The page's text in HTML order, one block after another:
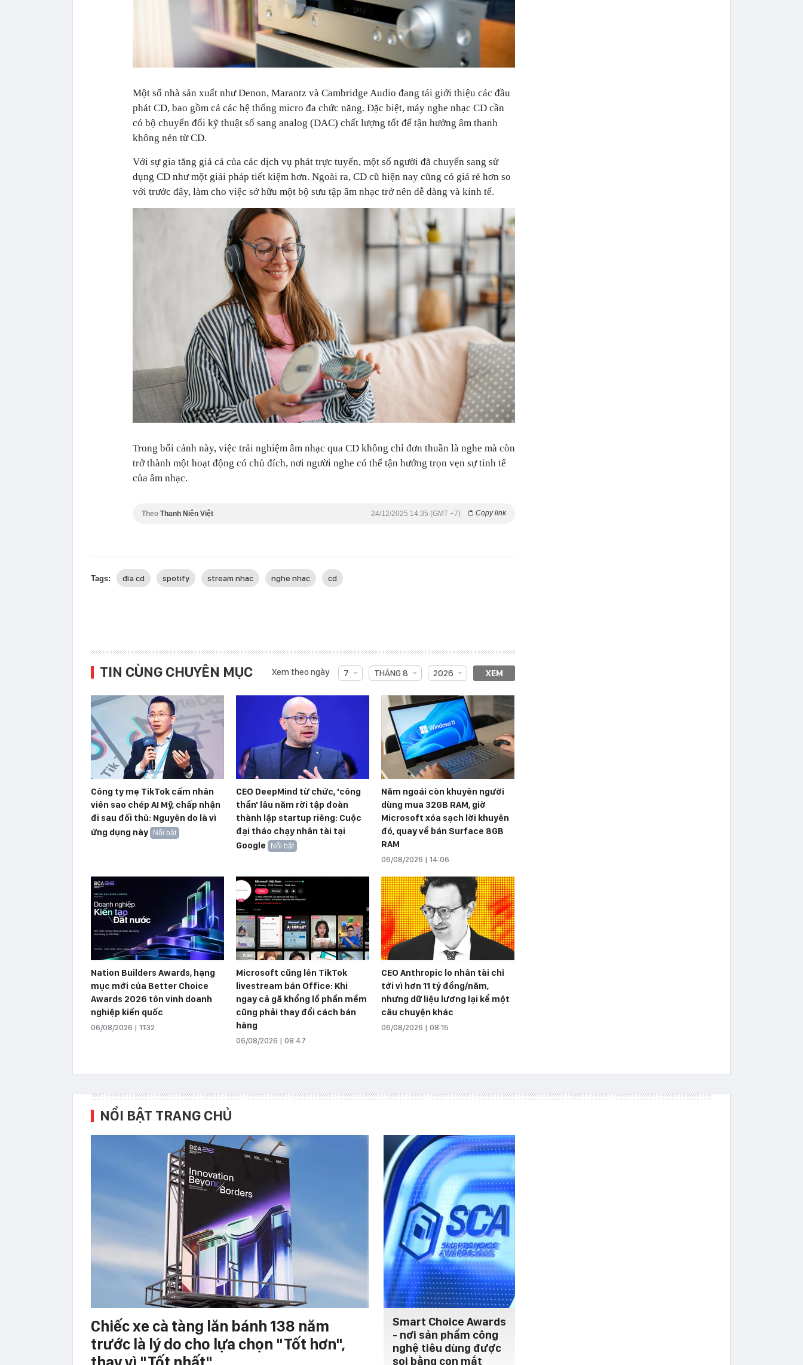
Một số nhà sản xuất như Denon, Marantz và Cambridge Audio đang tái giới thiệu các đầu
phát CD, bao gồm cả các hệ thống micro đa chức năng. Đặc biệt, máy nghe nhạc CD cần
có bộ chuyển đổi kỹ thuật số sang analog (DAC) chất lượng tốt để tận hưởng âm thanh
không nén từ CD.
Với sự gia tăng giá cả của các dịch vụ phát trực tuyến, một số người đã chuyển sang sử
dụng CD như một giải pháp tiết kiệm hơn. Ngoài ra, CD cũ hiện nay cũng có giá rẻ hơn so
với trước đây, làm cho việc sở hữu một bộ sưu tập âm nhạc trở nên dễ dàng và kinh tế.
Trong bối cảnh này, việc trải nghiệm âm nhạc qua CD không chỉ đơn thuần là nghe mà còn
trở thành một hoạt động có chủ đích, nơi người nghe có thể tận hưởng trọn vẹn sự tinh tế
của âm nhạc.
Theo Thanh Niên Việt Copy link
24/12/2025 14:35 (GMT +7)
Tags: đĩa cd spotify stream nhạc nghe nhạc cd
TIN CÙNG CHUYÊN MỤC Xem theo ngày 7 THÁNG 8 2026 XEM
Công ty mẹ TikTok cấm nhân
viên sao chép AI Mỹ, chấp nhận
đi sau đối thủ: Nguyên do là vì
ứng dụng này
Nổi bật
CEO DeepMind từ chức, 'công
thần' lâu năm rời tập đoàn
thành lập startup riêng: Cuộc
đại tháo chạy nhân tài tại
Google
Nổi bật
Năm ngoái còn khuyên người
dùng mua 32GB RAM, giờ
Microsoft xóa sạch lời khuyên
đó, quay về bán Surface 8GB
RAM
06/08/2026 | 14:06
Nation Builders Awards, hạng
mục mới của Better Choice
Awards 2026 tôn vinh doanh
nghiệp kiến quốc
06/08/2026 | 11:32
Microsoft cũng lên TikTok
livestream bán Office: Khi
ngay cả gã khổng lồ phần mềm
cũng phải thay đổi cách bán
hàng
06/08/2026 | 08:47
CEO Anthropic lo nhân tài chỉ
tới vì hơn 11 tỷ đồng/năm,
nhưng dữ liệu lương lại kể một
câu chuyện khác
06/08/2026 | 08:15
NỔI BẬT TRANG CHỦ
Chiếc xe cà tàng lăn bánh 138 năm
trước là lý do cho lựa chọn "Tốt hơn",
Smart Choice Awards
- nơi sản phẩm công
nghệ tiêu dùng được
soi bằng con mắt